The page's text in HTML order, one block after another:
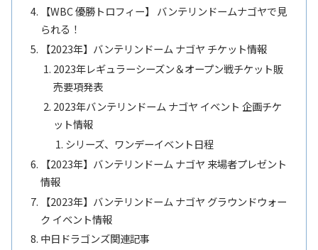
【WBC 優勝トロフィー】 バンテリンドームナゴヤで見
られる！
【2023年】バンテリンドーム ナゴヤ チケット情報
2023年レギュラーシーズン＆オープン戦チケット販
売要項発表
2023年バンテリンドーム ナゴヤ イベント 企画チケ
ット情報
シリーズ、ワンデーイベント日程
【2023年】バンテリンドーム ナゴヤ 来場者プレゼント
情報
【2023年】バンテリンドーム ナゴヤ グラウンドウォー
ク イベント情報
中日ドラゴンズ関連記事